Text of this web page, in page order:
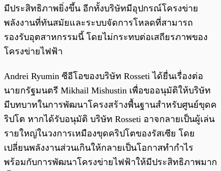
มีประสิทธิภาพยิ่งขึ้น อีกทั้งบริษัทมีอุปกรณ์โครงข่าย
พลังงานที่ทันสมัยและระบบจัดการโหลดที่สามารถ
รองรับอุตสาหกรรมนี้ โดยไม่กระทบต่อเสถียรภาพของ
โครงข่ายไฟฟ้า
Andrei Ryumin ซีอีโอของบริษัท Rosseti ได้ยื่นเรื่องต่อ
นายกรัฐมนตรี Mikhail Mishustin เพื่อขออนุมัติให้บริษัท
มีบทบาทในการพัฒนาโครงสร้างพื้นฐานสำหรับศูนย์ขุดค
ริปโต หากได้รับอนุมัติ บริษัท Rosseti อาจกลายเป็นผู้เล่น
รายใหญ่ในวงการเหมืองขุดคริปโตของรัสเซีย โดย
เปลี่ยนพลังงานส่วนเกินให้กลายเป็นโอกาสทำกำไร
พร้อมกับการพัฒนาโครงข่ายไฟฟ้าให้มีประสิทธิภาพมาก